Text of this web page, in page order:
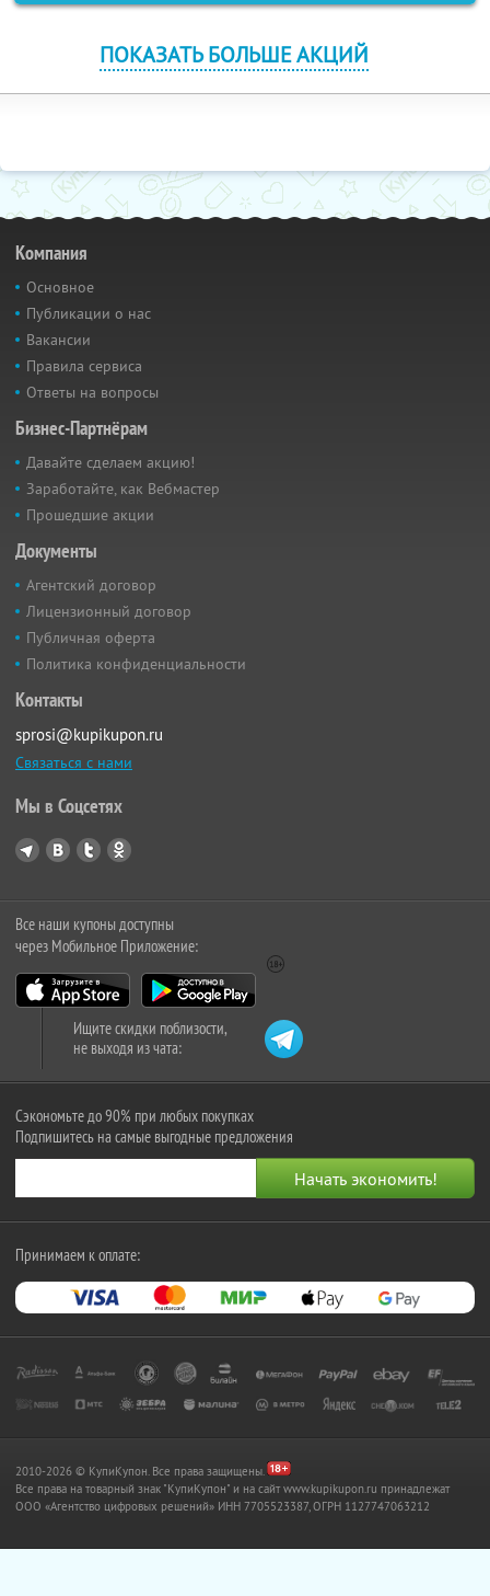
ПОКАЗАТЬ БОЛЬШЕ АКЦИЙ
Компания
Основное
Публикации о нас
Вакансии
Правила сервиса
Ответы на вопросы
Бизнес-Партнёрам
Давайте сделаем акцию!
Заработайте, как Вебмастер
Прошедшие акции
Документы
Агентский договор
Лицензионный договор
Публичная оферта
Политика конфиденциальности
Контакты
sprosi@kupikupon.ru
Связаться с нами
Мы в Соцсетях
Все наши купоны доступны
через Мобильное Приложение:
Ищите скидки поблизости,
не выходя из чата:
Сэкономьте до 90% при любых покупках
Подпишитесь на самые выгодные предложения
Принимаем к оплате:
2010-2026 © КупиКупон. Все права защищены.
Все права на товарный знак "КупиКупон" и на сайт www.kupikupon.ru принадлежат
OOO «Агентство цифровых решений» ИНН 7705523387, ОГРН 1127747063212